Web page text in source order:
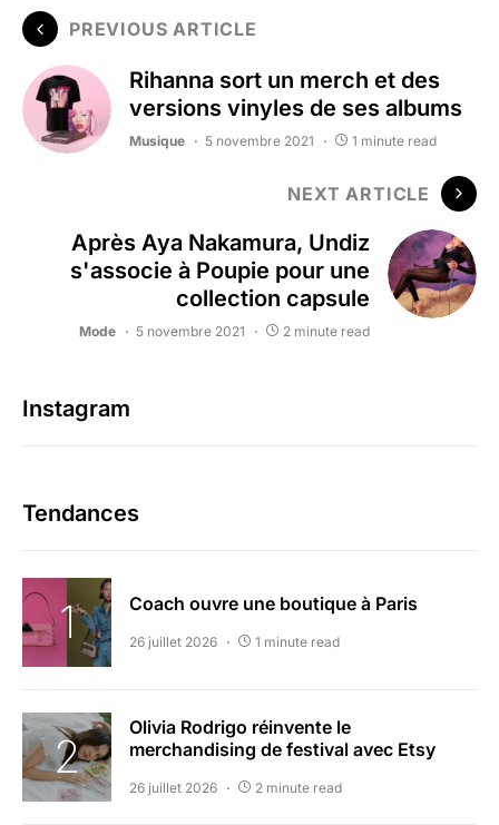
PREVIOUS ARTICLE
Rihanna sort un merch et des
versions vinyles de ses albums
Musique 5 novembre 2021 1 minute read
NEXT ARTICLE
Après Aya Nakamura, Undiz
s'associe à Poupie pour une
collection capsule
Mode 5 novembre 2021 2 minute read
Instagram
Tendances
Coach ouvre une boutique à Paris
26 juillet 2026 1 minute read
Olivia Rodrigo réinvente le
merchandising de festival avec Etsy
26 juillet 2026 2 minute read